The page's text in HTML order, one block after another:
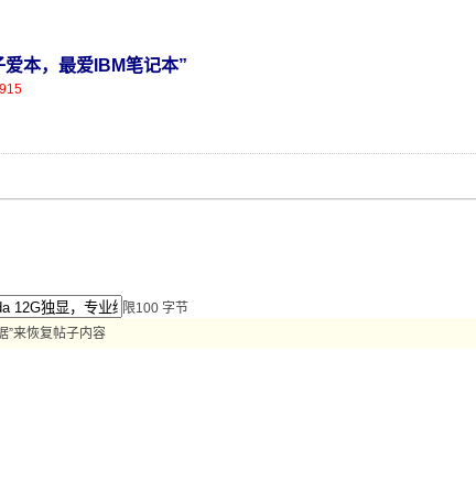
爱本，最爱IBM笔记本”
限100 字节
”来恢复帖子内容